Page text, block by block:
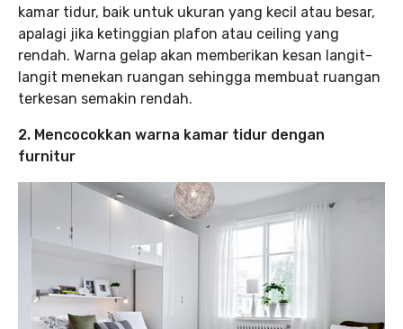
kamar tidur, baik untuk ukuran yang kecil atau besar,
apalagi jika ketinggian plafon atau ceiling yang
rendah. Warna gelap akan memberikan kesan langit-
langit menekan ruangan sehingga membuat ruangan
terkesan semakin rendah.
2. Mencocokkan warna kamar tidur dengan
furnitur